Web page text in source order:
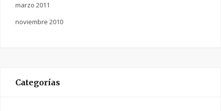
marzo 2011
noviembre 2010
Categorías